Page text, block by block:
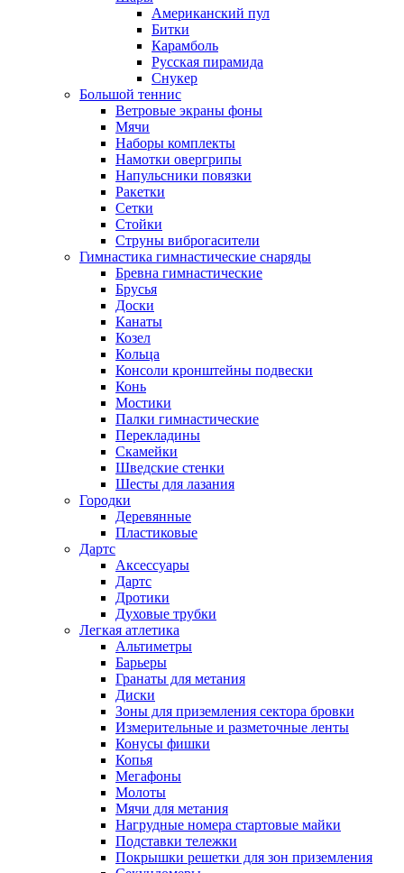
Американский пул
Битки
Карамболь
Русская пирамида
Снукер
Большой теннис
Ветровые экраны фоны
Мячи
Наборы комплекты
Намотки овергрипы
Напульсники повязки
Ракетки
Сетки
Стойки
Струны виброгасители
Гимнастика гимнастические снаряды
Бревна гимнастические
Брусья
Доски
Канаты
Козел
Кольца
Консоли кронштейны подвески
Конь
Мостики
Палки гимнастические
Перекладины
Скамейки
Шведские стенки
Шесты для лазания
Городки
Деревянные
Пластиковые
Дартс
Аксессуары
Дартс
Дротики
Духовые трубки
Легкая атлетика
Альтиметры
Барьеры
Гранаты для метания
Диски
Зоны для приземления сектора бровки
Измерительные и разметочные ленты
Конусы фишки
Копья
Мегафоны
Молоты
Мячи для метания
Нагрудные номера стартовые майки
Подставки тележки
Покрышки решетки для зон приземления